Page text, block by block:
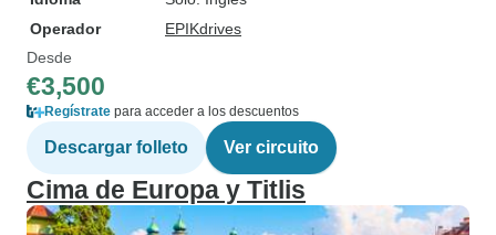
Operador
EPIKdrives
Desde
€3,500
Regístrate para acceder a los descuentos
Descargar folleto Ver circuito
Cima de Europa y Titlis